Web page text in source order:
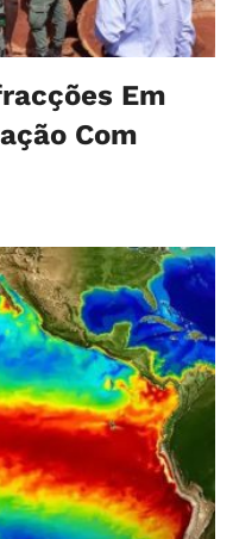
Em
Com